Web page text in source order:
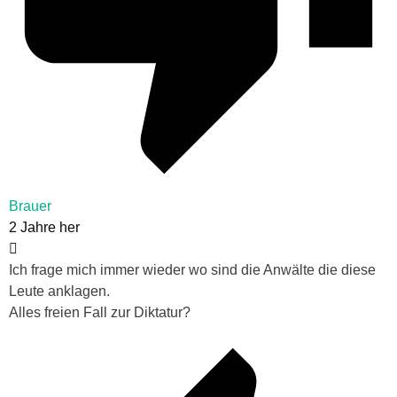
Brauer
2 Jahre her
Ich frage mich immer wieder wo sind die Anwälte die diese
Leute anklagen.
Alles freien Fall zur Diktatur?